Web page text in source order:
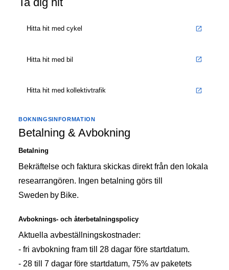
Hitta hit med cykel
Hitta hit med bil
Hitta hit med kollektivtrafik
BOKNINGSINFORMATION
Betalning & Avbokning
Betalning
Bekräftelse och faktura skickas direkt från den lokala
researrangören. Ingen betalning görs till
Sweden by Bike.
Avboknings- och återbetalningspolicy
Aktuella avbeställningskostnader:
- fri avbokning fram till 28 dagar före startdatum.
- 28 till 7 dagar före startdatum, 75% av paketets